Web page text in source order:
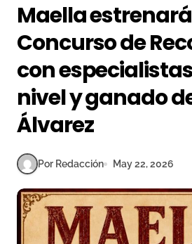
Maella
Concurso de
con
nivel y ganado
Álvarez
Por Redacción May 22, 2026